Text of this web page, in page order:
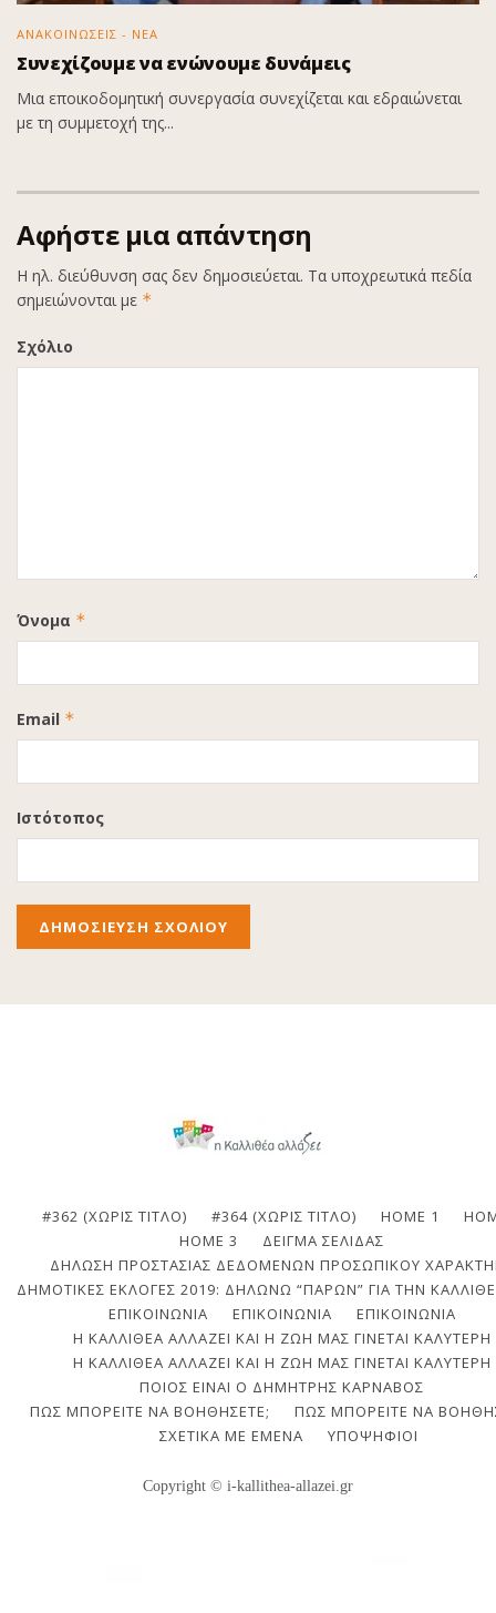
ΑΝΑΚΟΙΝΩΣΕΙΣ - ΝΕΑ
Συνεχίζουμε να ενώνουμε δυνάμεις
Μια εποικοδομητική συνεργασία συνεχίζεται και εδραιώνεται
με τη συμμετοχή της...
Αφήστε μια απάντηση
Η ηλ. διεύθυνση σας δεν δημοσιεύεται. Τα υποχρεωτικά πεδία
σημειώνονται με *
Σχόλιο
Όνομα *
Email *
Ιστότοπος
#362 (ΧΩΡΊΣ ΤΊΤΛΟ) #364 (ΧΩΡΊΣ ΤΊΤΛΟ) HOME 1
HOME 3
ΔΕΊΓΜΑ ΣΕΛΊΔΑΣ
ΔΉΛΩΣΗ ΠΡΟΣΤΑΣΊΑΣ ΔΕΔΟΜΈΝΩΝ ΠΡΟΣΩΠΙΚΟΎ
ΔΗΜΟΤΙΚΈΣ ΕΚΛΟΓΈΣ 2019: ΔΗΛΏΝΩ “ΠΑΡΏΝ” ΓΙΑ ΤΗΝ
ΕΠΙΚΟΙΝΩΝΙΑ
ΕΠΙΚΟΙΝΩΝΊΑ
ΕΠΙΚΟΙΝΩΝΊΑ
Η ΚΑΛΛΙΘΈΑ ΑΛΛΆΖΕΙ ΚΑΙ Η ΖΩΉ ΜΑΣ ΓΊΝΕΤΑΙ ΚΑΛΎΤΕΡΗ
Η ΚΑΛΛΙΘΈΑ ΑΛΛΆΖΕΙ ΚΑΙ Η ΖΩΉ ΜΑΣ ΓΊΝΕΤΑΙ ΚΑΛΎΤΕΡΗ
ΠΟΙΟΣ ΕΊΝΑΙ Ο ΔΗΜΉΤΡΗΣ ΚΆΡΝΑΒΟΣ
ΠΩΣ ΜΠΟΡΕΊΤΕ ΝΑ ΒΟΗΘΉΣΕΤΕ;
ΠΩΣ ΜΠΟΡΕΊΤΕ ΝΑ
ΣΧΕΤΙΚΆ ΜΕ ΕΜΈΝΑ
ΥΠΟΨΉΦΙΟΙ
Copyright © i-kallithea-allazei.gr